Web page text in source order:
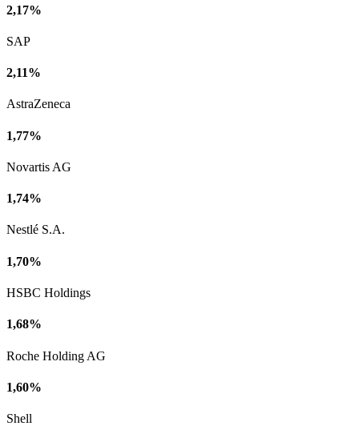
2,17%
SAP
2,11%
AstraZeneca
1,77%
Novartis AG
1,74%
Nestlé S.A.
1,70%
HSBC Holdings
1,68%
Roche Holding AG
1,60%
Shell